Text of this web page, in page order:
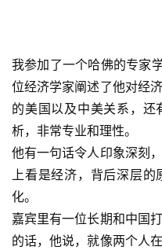
我参加了一个哈佛的专家
位经济学家阐述了他对经
的美国以及中美关系，还
析，非常专业和理性。
他有一句话令人印象深刻
上看是经济，背后深层
化。
嘉宾里有一位长期和中国
的话，他说，就像两个人